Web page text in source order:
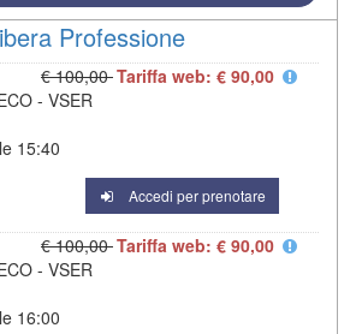
Professione
€ 100,00Tariffa web: € 90,00
- VSER
15:40
Accedi per prenotare
€ 100,00Tariffa web: € 90,00
- VSER
16:00